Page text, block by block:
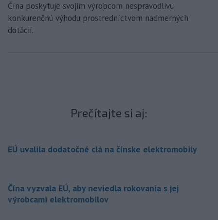
Čína poskytuje svojim výrobcom nespravodlivú
konkurenčnú výhodu prostredníctvom nadmerných
dotácií.
Prečítajte si aj:
EÚ uvalila dodatočné clá na čínske elektromobily
Čína vyzvala EÚ, aby neviedla rokovania s jej
výrobcami elektromobilov